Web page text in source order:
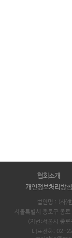
협회소개
개인정보처리방침
법인명 : (사)
서울특별시 종로구 종
(지번:서울시 종
대표전화: 02-